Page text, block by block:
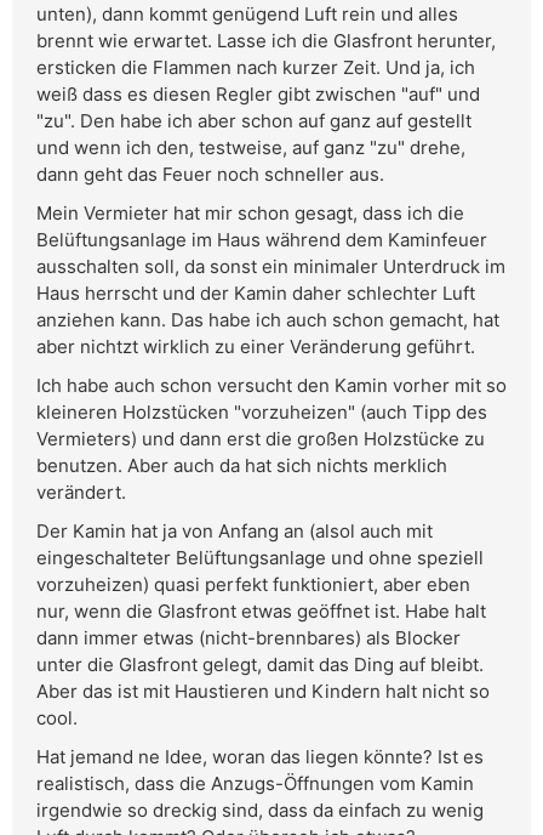
unten), dann kommt genügend Luft rein und alles
brennt wie erwartet. Lasse ich die Glasfront herunter,
ersticken die Flammen nach kurzer Zeit. Und ja, ich
weiß dass es diesen Regler gibt zwischen "auf" und
"zu". Den habe ich aber schon auf ganz auf gestellt
und wenn ich den, testweise, auf ganz "zu" drehe,
dann geht das Feuer noch schneller aus.
Mein Vermieter hat mir schon gesagt, dass ich die
Belüftungsanlage im Haus während dem Kaminfeuer
ausschalten soll, da sonst ein minimaler Unterdruck im
Haus herrscht und der Kamin daher schlechter Luft
anziehen kann. Das habe ich auch schon gemacht, hat
aber nichtzt wirklich zu einer Veränderung geführt.
Ich habe auch schon versucht den Kamin vorher mit so
kleineren Holzstücken "vorzuheizen" (auch Tipp des
Vermieters) und dann erst die großen Holzstücke zu
benutzen. Aber auch da hat sich nichts merklich
verändert.
Der Kamin hat ja von Anfang an (alsol auch mit
eingeschalteter Belüftungsanlage und ohne speziell
vorzuheizen) quasi perfekt funktioniert, aber eben
nur, wenn die Glasfront etwas geöffnet ist. Habe halt
dann immer etwas (nicht-brennbares) als Blocker
unter die Glasfront gelegt, damit das Ding auf bleibt.
Aber das ist mit Haustieren und Kindern halt nicht so
cool.
Hat jemand ne Idee, woran das liegen könnte? Ist es
realistisch, dass die Anzugs-Öffnungen vom Kamin
irgendwie so dreckig sind, dass da einfach zu wenig